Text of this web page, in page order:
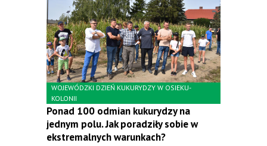
WOJEWÓDZKI DZIEŃ KUKURYDZY W OSIEKU-
KOLONII
Ponad 100 odmian kukurydzy na
jednym polu. Jak poradziły sobie w
ekstremalnych warunkach?